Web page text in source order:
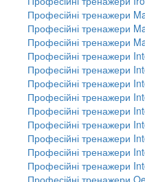
Професійні тренажери
Професійні тренажери
Професійні тренажери
Професійні тренажери
Професійні тренажери
Професійні тренажери
Професійні тренажери
Професійні тренажери
Професійні тренажери
Професійні тренажери
Професійні тренажери
Професійні тренажери
Професійні тренажери